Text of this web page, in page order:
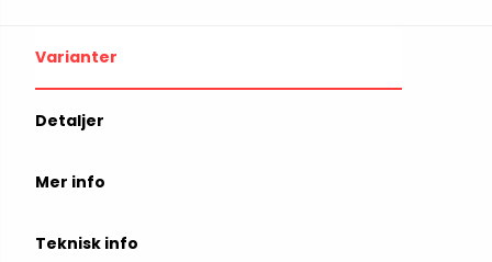
Varianter
Detaljer
Mer info
Teknisk info